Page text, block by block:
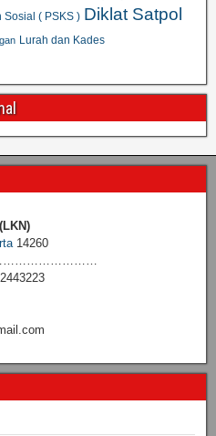
Sosial ( PSKS ) Diklat Satpol
Lurah dan Kades
(LKN)
14260